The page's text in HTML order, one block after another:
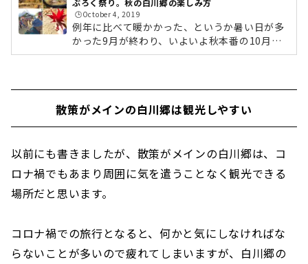
ぶろく祭り。秋の白川郷の楽しみ方
🕒️October 4, 2019
例年に比べて暖かかった、というか暑い日が多
かった9月が終わり、いよいよ秋本番の10月に
なりました。今回はそんな白川郷の秋の楽しみ
ジに染まった紅葉で彩られ、うつくしい風景を
愛でることができます。白川郷には紅葉の木々
点在している形となっているので、集落内を散
ができます。 明善寺周辺の紅葉。 こ...
散策がメインの白川郷は観光しやすい
以前にも書きましたが、散策がメインの白川郷は、コ
ロナ禍でもあまり周囲に気を遣うことなく観光できる
場所だと思います。
コロナ禍での旅行となると、何かと気にしなければな
らないことが多いので疲れてしまいますが、白川郷の